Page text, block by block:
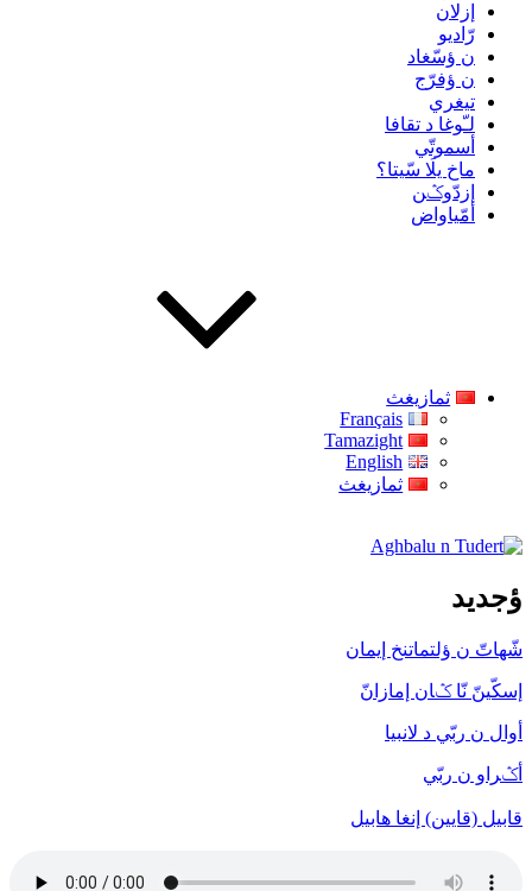
إزلان
رّاديو
ن ؤسّغاد
ن ؤفرّج
تيغري
لـّوغا د تقافا
أسموتّي
ماخ يلَا سّيتا؟
إزدّوݣن
أمّياواض
ثمازيغث
Français
Tamazight
English
ثمازيغث
Aghbalu n Tudert
ؤجديد
شّهاتّ ن ؤلتماتنخ إيمان
إسكّينّ نّا ݣان إمازانّ
أوال ن ربّي د لانبيا
أݣراو ن ربّي
قابيل (قايين) إنغا هابيل